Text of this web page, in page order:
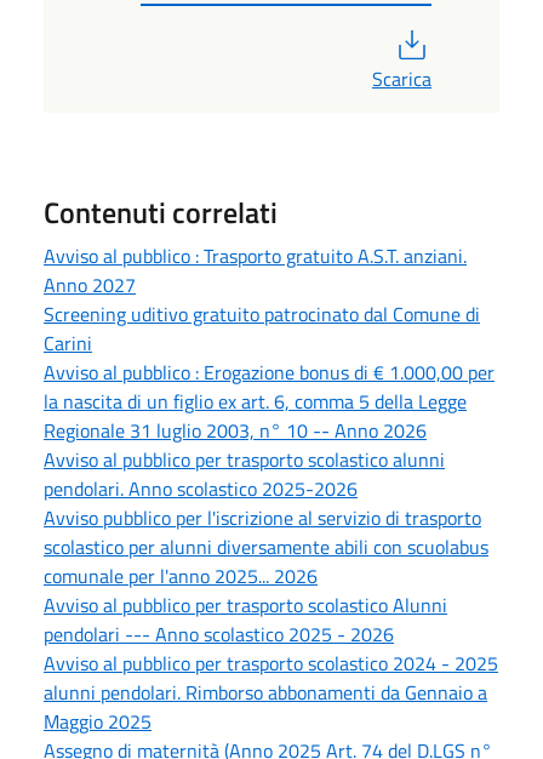
Scarica
Contenuti correlati
Avviso al pubblico : Trasporto gratuito A.S.T. anziani.
Anno 2027
Screening uditivo gratuito patrocinato dal Comune di
Carini
Avviso al pubblico : Erogazione bonus di € 1.000,00 per
la nascita di un figlio ex art. 6, comma 5 della Legge
Regionale 31 luglio 2003, n° 10 -- Anno 2026
Avviso al pubblico per trasporto scolastico alunni
pendolari. Anno scolastico 2025-2026
Avviso pubblico per l'iscrizione al servizio di trasporto
scolastico per alunni diversamente abili con scuolabus
comunale per l'anno 2025... 2026
Avviso al pubblico per trasporto scolastico Alunni
pendolari --- Anno scolastico 2025 - 2026
Avviso al pubblico per trasporto scolastico 2024 - 2025
alunni pendolari. Rimborso abbonamenti da Gennaio a
Maggio 2025
Assegno di maternità (Anno 2025 Art. 74 del D.LGS n°